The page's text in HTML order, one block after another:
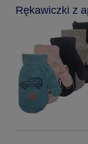
Rękawiczki z